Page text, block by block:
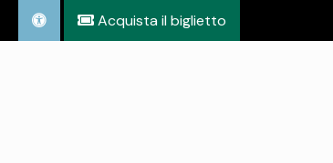
Acquista il biglietto